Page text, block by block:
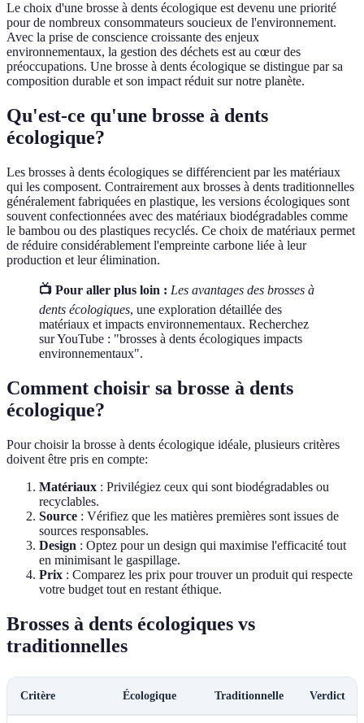
Le choix d'une brosse à dents écologique est devenu une priorité
pour de nombreux consommateurs soucieux de l'environnement.
Avec la prise de conscience croissante des enjeux
environnementaux, la gestion des déchets est au cœur des
préoccupations. Une brosse à dents écologique se distingue par sa
composition durable et son impact réduit sur notre planète.
Qu'est-ce qu'une brosse à dents
écologique?
Les brosses à dents écologiques se différencient par les matériaux
qui les composent. Contrairement aux brosses à dents traditionnelles
généralement fabriquées en plastique, les versions écologiques sont
souvent confectionnées avec des matériaux biodégradables comme
le bambou ou des plastiques recyclés. Ce choix de matériaux permet
de réduire considérablement l'empreinte carbone liée à leur
production et leur élimination.
📺 Pour aller plus loin : Les avantages des brosses à
dents écologiques, une exploration détaillée des
matériaux et impacts environnementaux. Recherchez
sur YouTube : "brosses à dents écologiques impacts
environnementaux".
Comment choisir sa brosse à dents
écologique?
Pour choisir la brosse à dents écologique idéale, plusieurs critères
doivent être pris en compte:
Matériaux : Privilégiez ceux qui sont biodégradables ou
recyclables.
Source : Vérifiez que les matières premières sont issues de
sources responsables.
Design : Optez pour un design qui maximise l'efficacité tout
en minimisant le gaspillage.
Prix : Comparez les prix pour trouver un produit qui respecte
votre budget tout en restant éthique.
Brosses à dents écologiques vs
traditionnelles
Critère Écologique Traditionnelle Verdict